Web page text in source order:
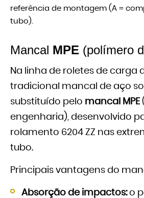
referência de montagem (A =
tubo).
Mancal MPE (polímero
Na linha de roletes de carga
tradicional mancal de aço
substituído pelo mancal MPE
engenharia), desenvolvido
rolamento 6204 ZZ nas
tubo.
Principais vantagens do
Absorção de impactos:o